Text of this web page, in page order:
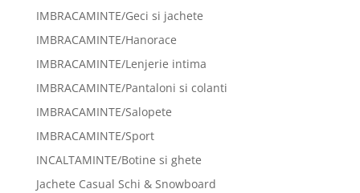
IMBRACAMINTE/Geci si jachete
IMBRACAMINTE/Hanorace
IMBRACAMINTE/Lenjerie intima
IMBRACAMINTE/Pantaloni si colanti
IMBRACAMINTE/Salopete
IMBRACAMINTE/Sport
INCALTAMINTE/Botine si ghete
Jachete Casual Schi & Snowboard